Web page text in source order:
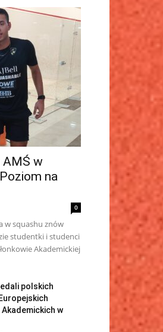
AMŚ w
na
0
w squashu znów
studentki i studenci
Akademickiej
polskich
Akademickich w